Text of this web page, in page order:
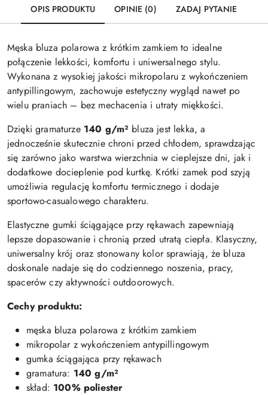
OPIS PRODUKTU OPINIE (0) ZADAJ PYTANIE
Męska bluza polarowa z krótkim zamkiem to idealne
połączenie lekkości, komfortu i uniwersalnego stylu.
Wykonana z wysokiej jakości mikropolaru z wykończeniem
antypillingowym, zachowuje estetyczny wygląd nawet po
wielu praniach – bez mechacenia i utraty miękkości.
Dzięki gramaturze 140 g/m² bluza jest lekka, a
jednocześnie skutecznie chroni przed chłodem, sprawdzając
się zarówno jako warstwa wierzchnia w cieplejsze dni, jak i
dodatkowe docieplenie pod kurtkę. Krótki zamek pod szyją
umożliwia regulację komfortu termicznego i dodaje
sportowo-casualowego charakteru.
Elastyczne gumki ściągające przy rękawach zapewniają
lepsze dopasowanie i chronią przed utratą ciepła. Klasyczny,
uniwersalny krój oraz stonowany kolor sprawiają, że bluza
doskonale nadaje się do codziennego noszenia, pracy,
spacerów czy aktywności outdoorowych.
Cechy produktu:
męska bluza polarowa z krótkim zamkiem
mikropolar z wykończeniem antypillingowym
gumka ściągająca przy rękawach
gramatura: 140 g/m²
skład: 100% poliester